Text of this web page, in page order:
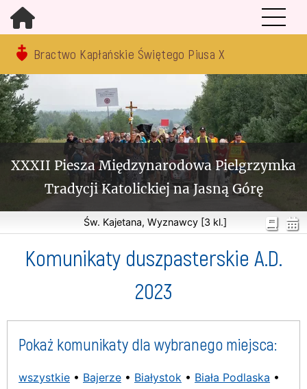
Bractwo Kapłańskie Świętego Piusa X
XXXII Piesza Międzynarodowa Pielgrzymka
Tradycji Katolickiej na Jasną Górę
Św. Kajetana, Wyznawcy [3 kl.]
Komunikaty duszpasterskie A.D.
2023
Pokaż komunikaty dla wybranego miejsca:
wszystkie • Bajerze • Białystok • Biała Podlaska •